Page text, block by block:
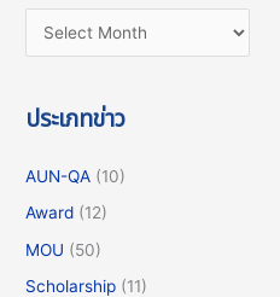
ประเภทข่าว
AUN-QA (10)
Award (12)
MOU (50)
Scholarship (11)